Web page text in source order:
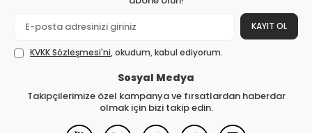
KAYIT OL
KVKK Sözleşmesi'ni, okudum, kabul ediyorum.
Sosyal Medya
Takipçilerimize özel kampanya ve fırsatlardan haberdar
olmak için bizi takip edin.